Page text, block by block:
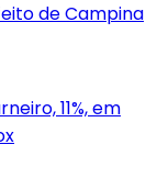
de Campina
11%, em